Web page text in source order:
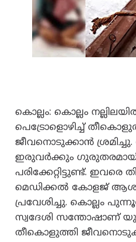
കൊല്ലം: കൊല്ലം
പെട്രോളൊഴിച്ച്
ജീവനൊടുക്കാൻ
ഇരുവർക്കും
പരിക്കേറ്റിട്ടുണ്ട്.
മെഡിക്കൽ കോളജ്
പ്രവേശിച്ചു. കൊല്ലം
സ്വദേശി സന്തോഷാണ്
തീകൊളുത്തി